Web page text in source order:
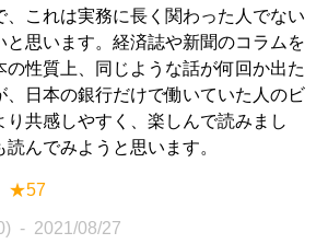
、これは実務に長く関わった人でない
と思います。経済誌や新聞のコラムを
の性質上、同じような話が何回か出た
、日本の銀行だけで働いていた人のビ
り共感しやすく、楽しんで読みまし
読んでみようと思います。
★57
2021/08/27